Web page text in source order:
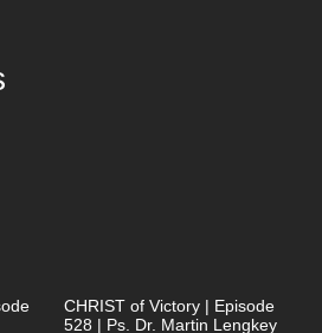
CHRIST of Victory | Episode
528 | Ps. Dr. Martin Lengkey